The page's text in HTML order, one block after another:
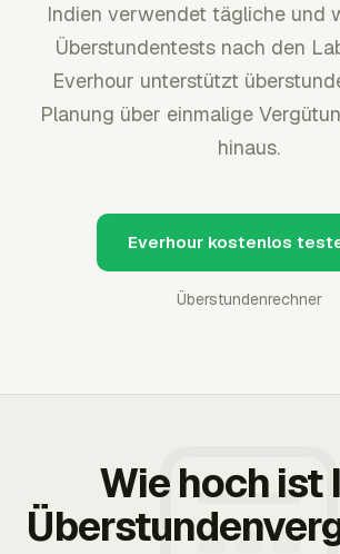
Indien verwendet tägliche und
Überstundentests nach den
Everhour unterstützt
Planung über einmalige
hinaus.
Everhour kostenlos
Überstundenrechner
Wie hoch ist